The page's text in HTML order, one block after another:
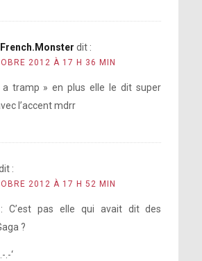
dit :
2012 À 17 H 36 MIN
a tramp » en plus elle le dit super
l’accent mdrr
:
2012 À 17 H 52 MIN
: C’est pas elle qui avait dit des
?
.-‘